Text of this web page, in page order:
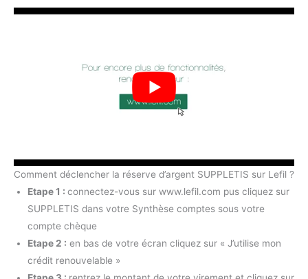
Comment déclencher la réserve d’argent SUPPLETIS sur Lefil ?
Etape 1 : connectez-vous sur www.lefil.com pus cliquez sur
SUPPLETIS dans votre Synthèse comptes sous votre
compte chèque
Etape 2 : en bas de votre écran cliquez sur « J’utilise mon
crédit renouvelable »